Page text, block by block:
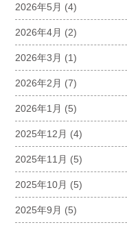
2026年5月 (4)
2026年4月 (2)
2026年3月 (1)
2026年2月 (7)
2026年1月 (5)
2025年12月 (4)
2025年11月 (5)
2025年10月 (5)
2025年9月 (5)